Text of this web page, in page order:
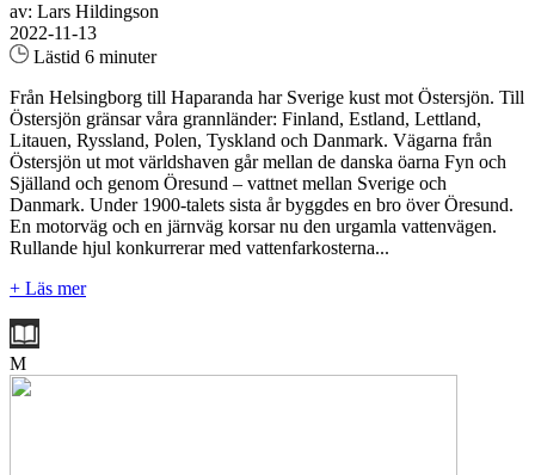
av: Lars Hildingson
2022-11-13
Lästid 6 minuter
Från Helsingborg till Haparanda har Sverige kust mot Östersjön. Till
Östersjön gränsar våra grannländer: Finland, Estland, Lettland,
Litauen, Ryssland, Polen, Tyskland och Danmark. Vägarna från
Östersjön ut mot världshaven går mellan de danska öarna Fyn och
Själland och genom Öresund – vattnet mellan Sverige och
Danmark. Under 1900-talets sista år byggdes en bro över Öresund.
En motorväg och en järnväg korsar nu den urgamla vattenvägen.
Rullande hjul konkurrerar med vattenfarkosterna...
+ Läs mer
M